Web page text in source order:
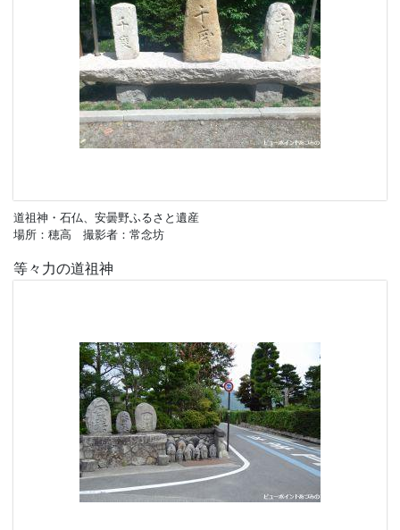
道祖神・石仏、安曇野ふるさと遺産
場所：穂高 撮影者：常念坊
等々力の道祖神